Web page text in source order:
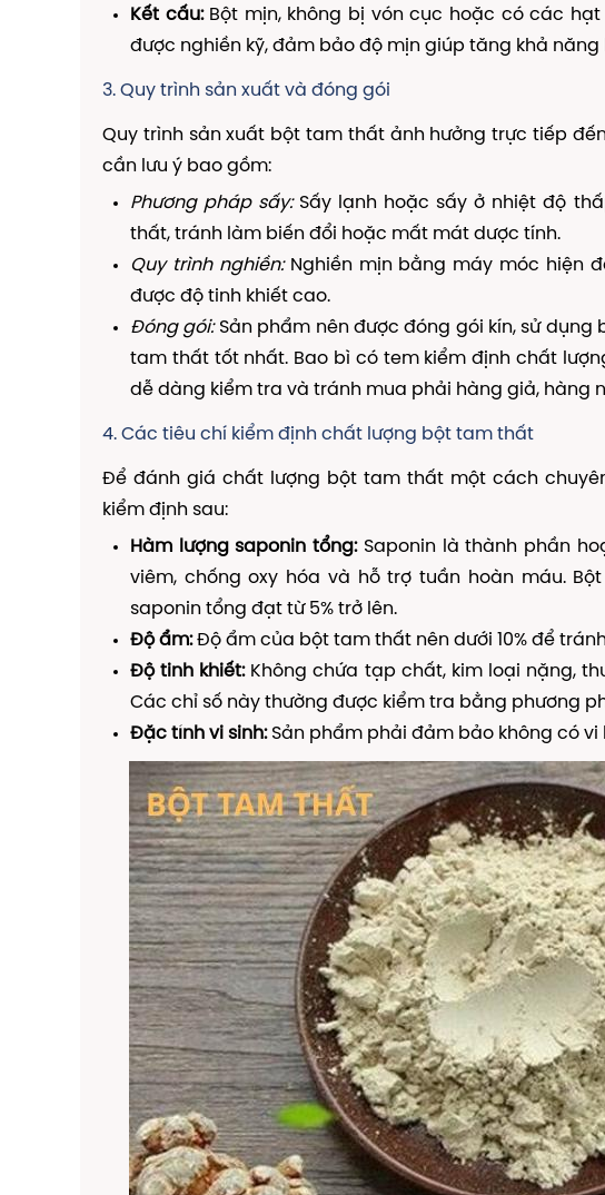
Kết cấu:Bột mịn, không bị vón cục hoặc có các
được nghiền kỹ, đảm bảo độ mịn giúp tăng khả năng
3. Quy trình sản xuất và đóng gói
Quy trình sản xuất bột tam thất ảnh hưởng trực tiếp
cần lưu ý bao gồm:
Phương pháp sấy:Sấy lạnh hoặc sấy ở nhiệt độ
thất, tránh làm biến đổi hoặc mất mát dược tính.
Quy trình nghiền:Nghiền mịn bằng máy móc hiện
được độ tinh khiết cao.
Đóng gói:Sản phẩm nên được đóng gói kín, sử
tam thất tốt nhất. Bao bì có tem kiểm định chất
dễ dàng kiểm tra và tránh mua phải hàng giả, hàng
4. Các tiêu chí kiểm định chất lượng bột tam thất
Để đánh giá chất lượng bột tam thất một cách
kiểm định sau:
Hàm lượng saponin tổng:Saponin là thành phần
viêm, chống oxy hóa và hỗ trợ tuần hoàn máu.
saponin tổng đạt từ 5% trở lên.
Độ ẩm:Độ ẩm của bột tam thất nên dưới 10% để
Độ tinh khiết:Không chứa tạp chất, kim loại nặng,
Các chỉ số này thường được kiểm tra bằng phương
Đặc tính vi sinh:Sản phẩm phải đảm bảo không có